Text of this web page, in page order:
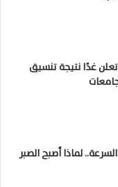
غدًا نتيجة تنسيق
لماذا أصبح الصبر